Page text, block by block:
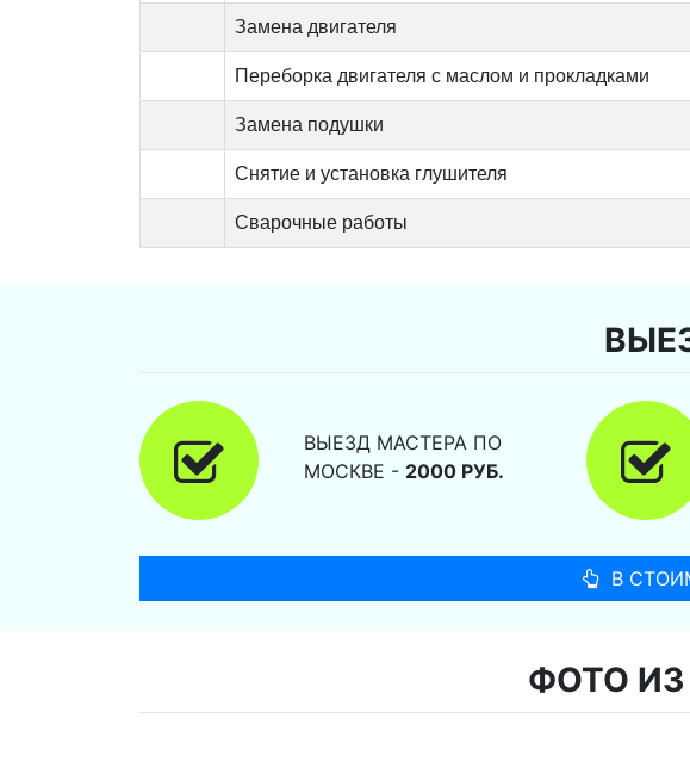
Замена двигателя
Переборка двигателя с маслом и прокладками
Замена подушки
Снятие и установка глушителя
Сварочные работы
ВЫЕЗД МАСТЕРА ПО
МОСКВЕ - 2000 РУБ.
В
ФОТО